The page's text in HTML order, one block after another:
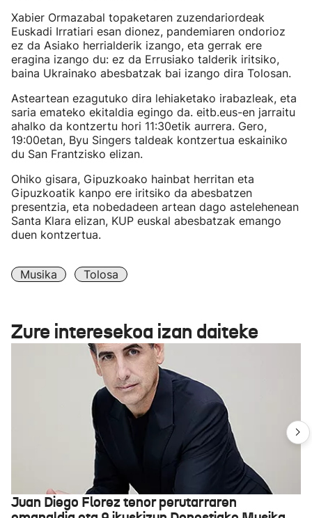
Xabier Ormazabal topaketaren zuzendariordeak
Euskadi Irratiari esan dionez, pandemiaren ondorioz
ez da Asiako herrialderik izango, eta gerrak ere
eragina izango du: ez da Errusiako talderik iritsiko,
baina Ukrainako abesbatzak bai izango dira Tolosan.
Asteartean ezagutuko dira lehiaketako irabazleak, eta
saria emateko ekitaldia egingo da. eitb.eus-en jarraitu
ahalko da kontzertu hori 11:30etik aurrera. Gero,
19:00etan, Byu Singers taldeak kontzertua eskainiko
du San Frantzisko elizan.
Ohiko gisara, Gipuzkoako hainbat herritan eta
Gipuzkoatik kanpo ere iritsiko da abesbatzen
presentzia, eta nobedadeen artean dago astelehenean
Santa Klara elizan, KUP euskal abesbatzak emango
duen kontzertua.
Musika Tolosa
Zure interesekoa izan daiteke
Juan Diego Florez tenor perutarraren